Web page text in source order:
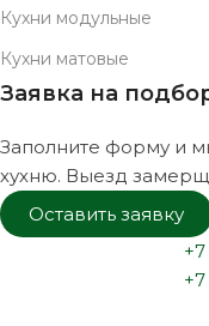
Кухни модульные
Кухни матовые
Заявка на
Заполните форму и
хухню. Выезд
Оставить заявку